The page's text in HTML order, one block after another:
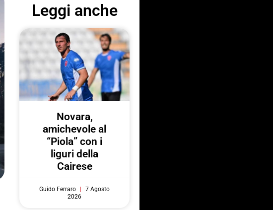
Leggi anche
Novara,
amichevole al
“Piola” con i
liguri della
Cairese
Guido Ferraro
7 Agosto
2026